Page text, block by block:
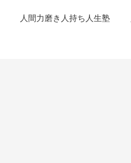
人間力磨き人持ち人生塾